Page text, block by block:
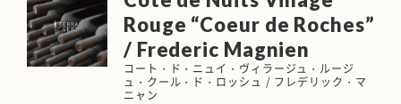
Rouge “Coeur de Roches”
/ Frederic Magnien
コート・ド・ニュイ・ヴィラージュ・ルージ
ュ・クール・ド・ロッシュ / フレデリック・マ
ニャン